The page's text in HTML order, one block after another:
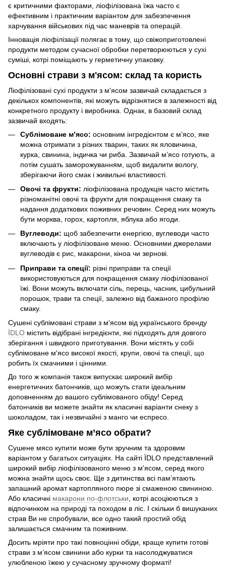
є критичними факторами, ліофілізована їжа часто є
ефективним і практичним варіантом для забезпечення
харчування військових під час маневрів та операцій.
Інновація ліофілізації полягає в тому, що свіжоприготовлені
продукти методом сучасної обробки перетворюються у сухі
суміші, котрі поміщають у герметичну упаковку.
Основні страви з м'ясом: склад та користь
Ліофілізовані сухі продукти з м'ясом зазвичай складається з
декількох компонентів, які можуть відрізнятися в залежності від
конкретного продукту і виробника. Однак, в базовий склад
зазвичай входять:
Сублімоване м’ясо: основним інгредієнтом є м’ясо, яке
можна отримати з різних тварин, таких як яловичина,
курка, свинина, індичка чи риба. Зазвичай м’ясо готують, а
потім сушать заморожуванням, щоб видалити вологу,
зберігаючи його смак і живильні властивості.
Овочі та фрукти: ліофілізована продукція часто містить
різноманітні овочі та фрукти для покращення смаку та
надання додаткових поживних речовин. Серед них можуть
бути морква, горох, картопля, яблука або ягоди.
Вуглеводи: щоб забезпечити енергією, вуглеводи часто
включають у ліофілізоване меню. Основними джерелами
вуглеводів є рис, макарони, кіноа чи зернові.
Приправи та спеції: різні приправи та спеції
використовуються для покращення смаку ліофілізованої
їжі. Вони можуть включати сіль, перець, часник, цибульний
порошок, трави та спеції, залежно від бажаного профілю
смаку.
Сушені сублімовані страви з м'ясом від українського бренду
ЇDLO містить відібрані інгредієнти, які підходять для довгого
зберігання і швидкого приготування. Вони містять у собі
сублімоване м'ясо високої якості, крупи, овочі та спеції, що
робить їх смачними і цінними.
До того ж компанія також випускає широкий вибір
енергетичних батончиків, що можуть стати ідеальним
доповненням до вашого сублімованого обіду! Серед
батончиків ви можете знайти як класичні варіанти снеку з
шоколадом, так і незвичайні з манго чи еспресо.
Яке сублімоване м’ясо обрати?
Сушене мясо купити може бути зручним та здоровим
варіантом у багатьох ситуаціях. На сайті ЇDLO представлений
широкий вибір ліофілізованого меню з м'ясом, серед якого
можна знайти щось своє. Ще з дитинства всі пам’ятають
запашний аромат картопляного пюре зі смаженою свининою.
Або класичні макарони по-флотськи , котрі асоціюються з
відпочинком на природі та походом в ліс. І скільки б вишуканих
страв Ви не спробували, все одно такий простий обід
залишається смачним та поживним.
Досить мріяти про такі повноцінні обіди, краще купити готові
страви з м’ясом свинини або курки та насолоджуватися
улюбленою їжею у сучасному зручному форматі!